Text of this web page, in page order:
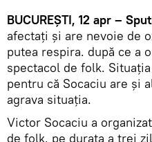
BUCUREȘTI, 12 apr –
afectați și are nevoie de
putea respira. după ce a
spectacol de folk.
pentru că Socaciu are și
agrava situația.
Victor Socaciu a
de folk, pe durata a trei